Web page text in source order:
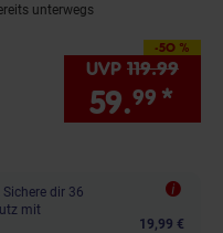
unterwegs
-50 %
Sie Sparen 50
UVP 119.99UVP
59.99 *
Sichere dir 36
mit
19,99 €